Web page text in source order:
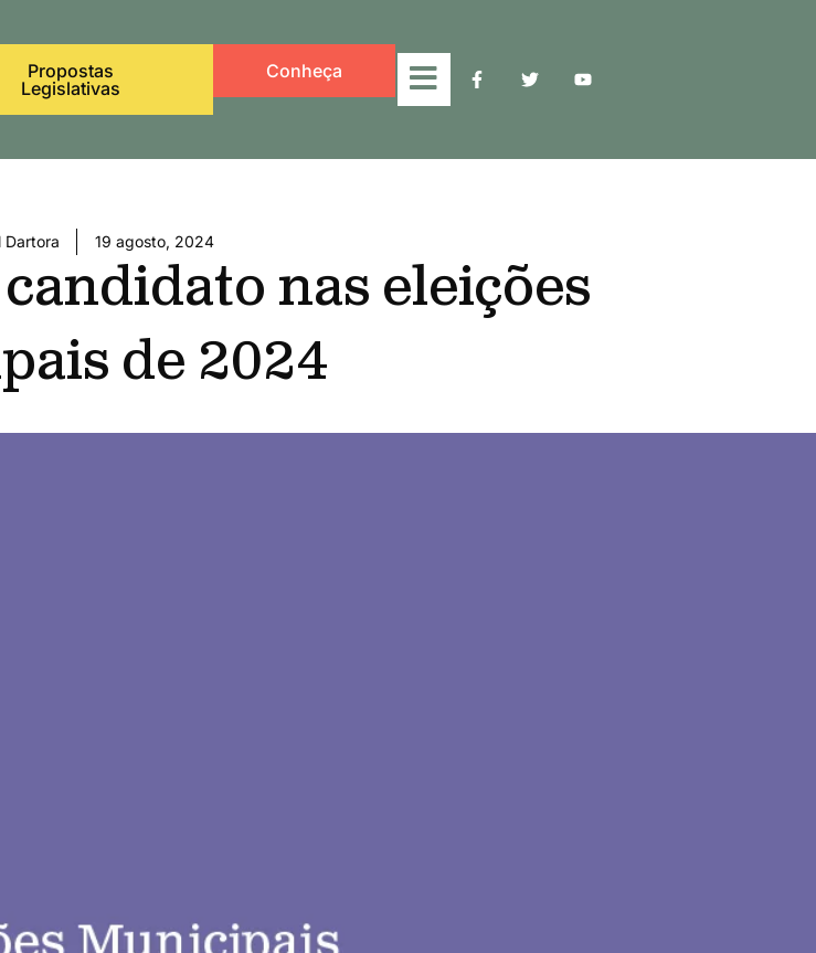
Propostas
Legislativas
Conheça
19 agosto, 2024
nas eleições
de 2024